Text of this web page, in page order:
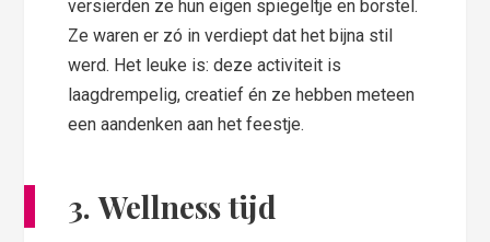
versierden ze hun eigen spiegeltje en borstel.
Ze waren er zó in verdiept dat het bijna stil
werd. Het leuke is: deze activiteit is
laagdrempelig, creatief én ze hebben meteen
een aandenken aan het feestje.
3. Wellness tijd